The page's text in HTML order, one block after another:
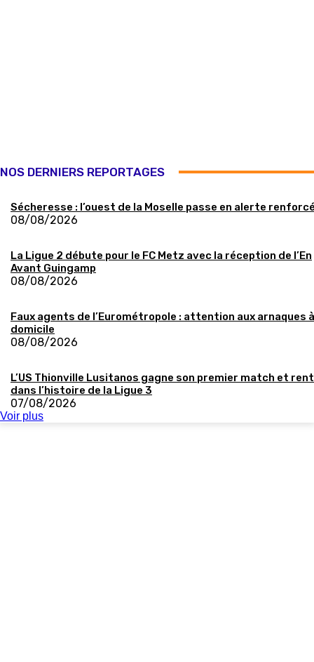
NOS DERNIERS REPORTAGES
Sécheresse : l’ouest de la Moselle passe en alerte
08/08/2026
La Ligue 2 débute pour le FC Metz avec la réception de l’En
Avant Guingamp
08/08/2026
Faux agents de l’Eurométropole : attention aux arnaques à
domicile
08/08/2026
L’US Thionville Lusitanos gagne son premier match et
dans l’histoire de la Ligue 3
07/08/2026
Voir plus